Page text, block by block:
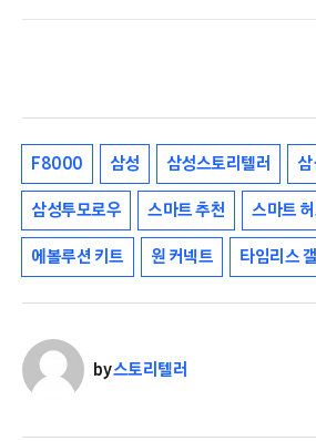
F8000 삼성 삼성스토리텔러 삼
삼성투모로우 스마트 추천 스마트
에볼루션 키트 원 커넥트 타임리스
by스토리텔러